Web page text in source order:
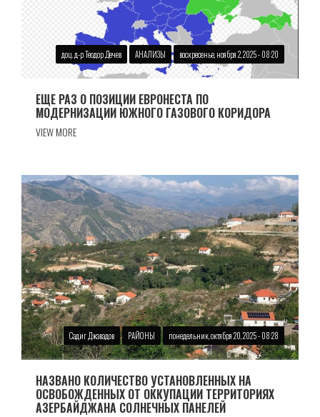
доц. д-р Теодор Дечев АНАЛИЗЫ воскресенье, ноября 2, 2025 - 08:20
ЕЩЕ РАЗ О ПОЗИЦИИ ЕВРОНЕСТА ПО
МОДЕРНИЗАЦИИ ЮЖНОГО ГАЗОВОГО КОРИДОРА
VIEW MORE
Садиг Джавадов РАЙОНЫ понедельник, октября 20, 2025 - 08:28
НАЗВАНО КОЛИЧЕСТВО УСТАНОВЛЕННЫХ НА
ОСВОБОЖДЕННЫХ ОТ ОККУПАЦИИ ТЕРРИТОРИЯХ
АЗЕРБАЙДЖАНА СОЛНЕЧНЫХ ПАНЕЛЕЙ